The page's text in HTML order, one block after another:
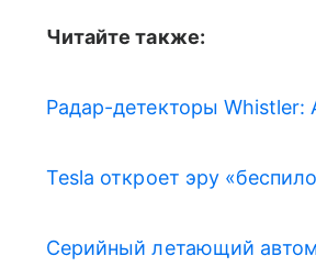
Читайте также:
Радар-детекторы
Tesla откроет эру
Серийный летающий